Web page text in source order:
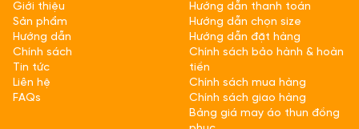
Giới thiệu
Sản phẩm
Hướng dẫn
Chính sách
Tin tức
Liên hệ
FAQs
Hướng dẫn thanh toán
Hướng dẫn chọn size
Hướng dẫn đặt hàng
Chính sách bảo hành & hoàn
tiền
Chính sách mua hàng
Chính sách giao hàng
Bảng giá may áo thun đồng